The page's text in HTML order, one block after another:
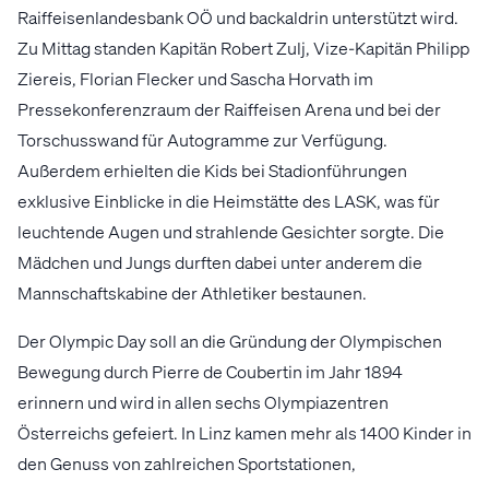
Raiffeisenlandesbank OÖ und backaldrin unterstützt wird.
Zu Mittag standen Kapitän Robert Zulj, Vize-Kapitän Philipp
Ziereis, Florian Flecker und Sascha Horvath im
Pressekonferenzraum der Raiffeisen Arena und bei der
Torschusswand für Autogramme zur Verfügung.
Außerdem erhielten die Kids bei Stadionführungen
exklusive Einblicke in die Heimstätte des LASK, was für
leuchtende Augen und strahlende Gesichter sorgte. Die
Mädchen und Jungs durften dabei unter anderem die
Mannschaftskabine der Athletiker bestaunen.
Der Olympic Day soll an die Gründung der Olympischen
Bewegung durch Pierre de Coubertin im Jahr 1894
erinnern und wird in allen sechs Olympiazentren
Österreichs gefeiert. In Linz kamen mehr als 1400 Kinder in
den Genuss von zahlreichen Sportstationen,